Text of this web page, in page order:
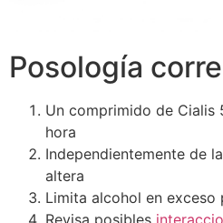
Posología
Un comprimido de Cialis
hora
Independientemente de
altera
Limita alcohol en exceso